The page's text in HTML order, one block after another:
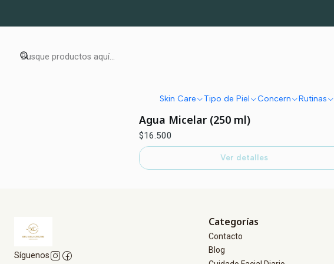
Skin Care Tipo de Piel Concern Rutinas
Agua Micelar (250 ml)
$16.500
Ver detalles
Síguenos
Categorías
Contacto
Blog